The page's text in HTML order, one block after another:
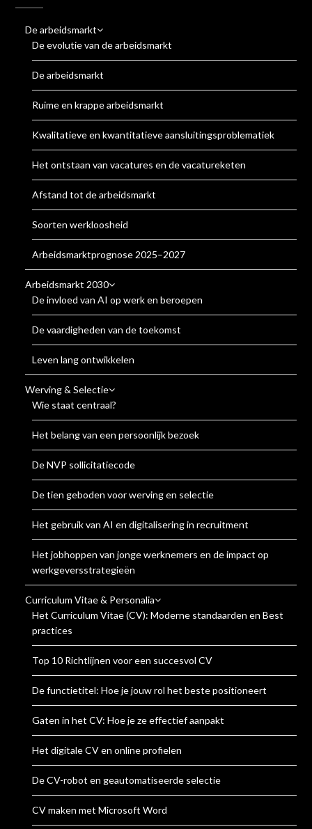
De arbeidsmarkt
De evolutie van de arbeidsmarkt
De arbeidsmarkt
Ruime en krappe arbeidsmarkt
Kwalitatieve en kwantitatieve aansluitingsproblematiek
Het ontstaan van vacatures en de vacatureketen
Afstand tot de arbeidsmarkt
Soorten werkloosheid
Arbeidsmarktprognose 2025–2027
Arbeidsmarkt 2030
De invloed van AI op werk en beroepen
De vaardigheden van de toekomst
Leven lang ontwikkelen
Werving & Selectie
Wie staat centraal?
Het belang van een persoonlijk bezoek
De NVP sollicitatiecode
De tien geboden voor werving en selectie
Het gebruik van AI en digitalisering in recruitment
Het jobhoppen van jonge werknemers en de impact op
werkgeversstrategieën
Curriculum Vitae & Personalia
Het Curriculum Vitae (CV): Moderne standaarden en Best
practices
Top 10 Richtlijnen voor een succesvol CV
De functietitel: Hoe je jouw rol het beste positioneert
Gaten in het CV: Hoe je ze effectief aanpakt
Het digitale CV en online profielen
De CV-robot en geautomatiseerde selectie
CV maken met Microsoft Word